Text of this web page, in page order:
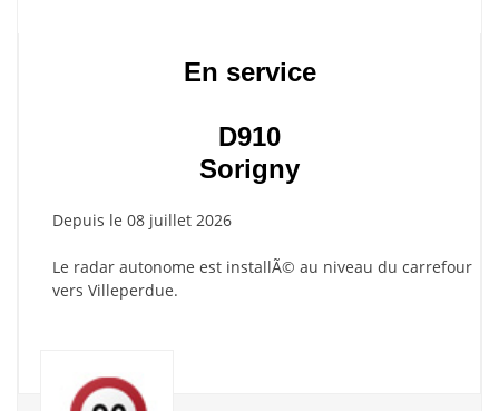
En service
D910
Sorigny
Depuis le 08 juillet 2026
Le radar autonome est installÃ© au niveau du carrefour
vers Villeperdue.